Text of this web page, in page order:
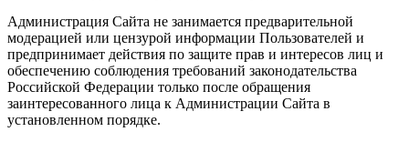
Администрация Сайта не занимается предварительной
модерацией или цензурой информации Пользователей и
предпринимает действия по защите прав и интересов лиц и
обеспечению соблюдения требований законодательства
Российской Федерации только после обращения
заинтересованного лица к Администрации Сайта в
установленном порядке.